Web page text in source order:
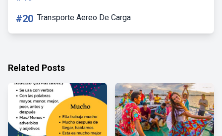
#20 Transporte Aereo De Carga
Related Posts